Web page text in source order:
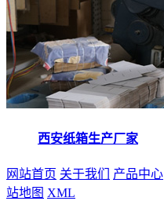
西安纸箱生产厂家
网站首页 关于我们 产品中心
站地图 XML